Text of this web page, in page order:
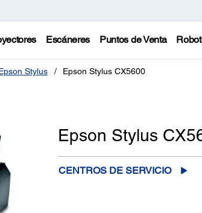
Escáneres Puntos de Venta
Stylus Epson Stylus CX5600
Epson Stylus
CENTROS DE SERVICIO